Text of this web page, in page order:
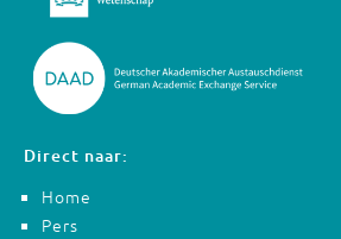
Direct naar:
Home
Pers